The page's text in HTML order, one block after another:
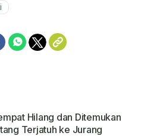
Hilang dan Ditemukan
Terjatuh ke Jurang